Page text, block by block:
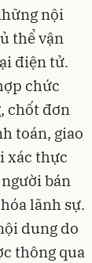
nội
thể vận
điện tử.
chức
chốt đơn
toán, giao
xác thực
bán
lãnh sự.
dung do
thông qua